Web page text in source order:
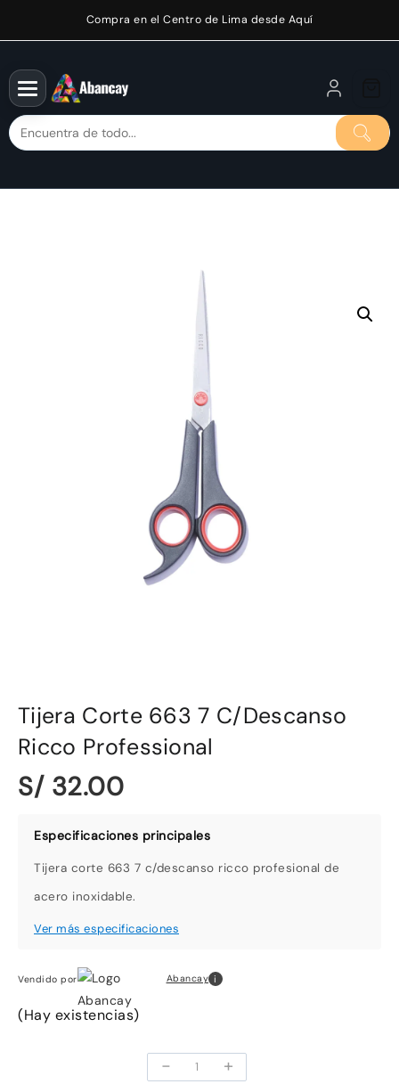
Compra en el Centro de Lima desde Aquí
Tijera Corte 663 7 C/Descanso
Ricco Professional
S/ 32.00
Tijera corte 663 7 c/descanso ricco profesional de
acero inoxidable.
Vendido por Abancay i
(Hay existencias)
-
Tijera
+